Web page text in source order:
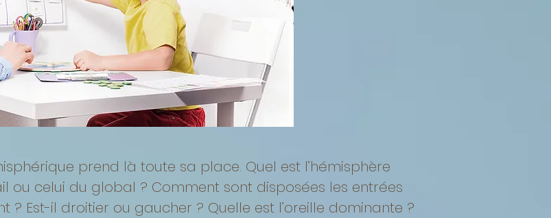
prend là toute sa place. Quel est l’hémisphère
ou celui du global ? Comment sont disposées les entrées
? Est-il droitier ou gaucher ? Quelle est l’oreille dominante ?